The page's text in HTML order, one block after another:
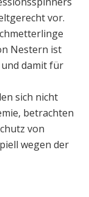
vor.
Nestern ist
damit für
sich nicht
betrachten
von
wegen der